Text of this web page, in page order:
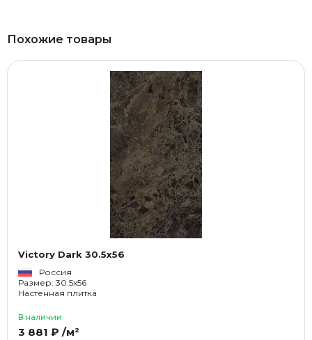
Похожие товары
Victory Dark 30.5x56
Россия
Размер: 30.5x56
Настенная плитка
В наличии
3 881 ₽ /м²